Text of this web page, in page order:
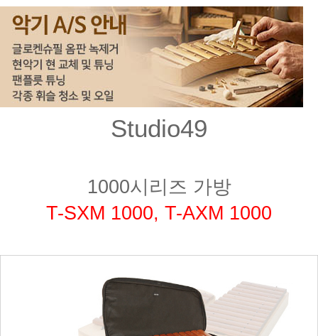
Studio49
1000시리즈 가방
T-SXM 1000, T-AXM 1000